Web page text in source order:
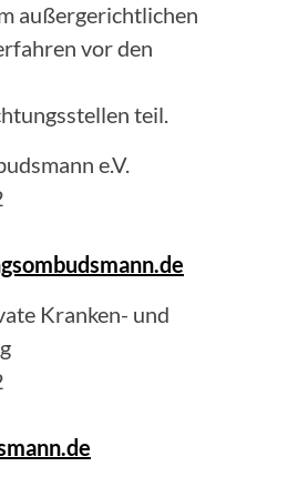
außergerichtlichen
vor den
teil.
e.V.
Kranken- und